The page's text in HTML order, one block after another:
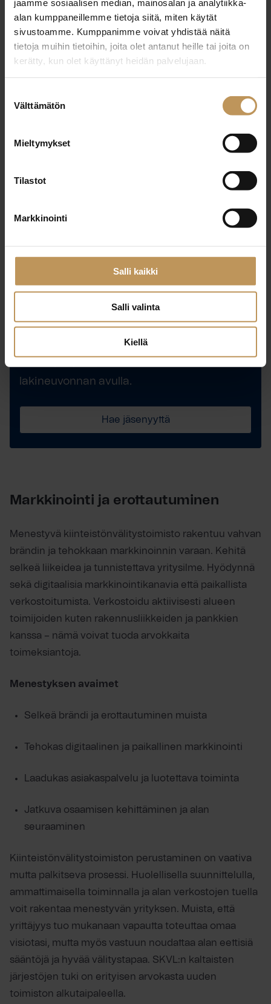
jaamme sosiaalisen median, mainosalan ja analytiikka-
alan kumppaneillemme tietoja siitä, miten käytät
sivustoamme. Kumppanimme voivat yhdistää näitä
tietoja muihin tietoihin, joita olet antanut heille tai joita on
kerätty, kun olet käyttänyt heidän palvelujaan.
valinta
Välttämätön
Mieltymykset
Tilastot
Markkinointi
Salli kaikki
Salli valinta
Kiellä
lakineuvontaa, ajantasaiset sopimuspohjat ja
asiakirjamallit. Sekä pääsyn laajaan verkostoon, johon
kuuluu noin 500 toimistoa ympäri Suomen.
SKVL-jäsenyyden edut
Maksuton lakineuvonta ja valmiit sopimuspohjat
Säännöllinen koulutus lainsäädännön muutoksista
Verkostoitumismahdollisuudet alan ammattilaisten
Mahdollisuus saavuttaa SKVL Laatuauktorisointi
Saat jäsenmaksun monikertaisesti takaisin
lakineuvonnan avulla.
Hae jäsenyyttä
Markkinointi ja erottautuminen
Menestyvä kiinteistönvälitystoimisto rakentuu vahvan
brändin ja tehokkaan markkinoinnin varaan. Kehitä
selkeä liikeidea ja tunnistettava yritysilme. Hyödynnä
sekä digitaalisia markkinointikanavia että paikallista
verkostoitumista. Verkostoidu aktiivisesti alueen
toimijoiden kuten rakennusliikkeiden ja pankkien
kanssa – nämä voivat tuoda arvokkaita
toimeksiantoja.
Menestyksen avaimet
Selkeä brändi ja erottautuminen muista
Tehokas digitaalinen ja paikallinen markkinointi
Laadukas asiakaspalvelu ja luotettava toiminta
Jatkuva osaamisen kehittäminen ja alan
seuraaminen
Kiinteistönvälitystoimiston perustaminen on vaativa
mutta palkitseva prosessi. Huolellisella suunnittelulla,
ammattimaisella toiminnalla ja alan verkostojen tuella
voit rakentaa menestyvän yrityksen. Muista, että
yrittäjyys tuo mukanaan vapautta toteuttaa omaa
visiotasi, mutta myös vastuun noudattaa alan eettisiä
sääntöjä ja hyvää välitystapaa. SKVL:n kaltaisten
järjestöjen tuki on erityisen arvokasta uuden
toimiston alkutaipaleella.